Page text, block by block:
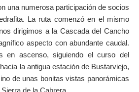
una numerosa participación de socios
La ruta comenzó en el mismo
dirigimos a la Cascada del Cancho
aspecto con abundante caudal.
en ascenso, siguiendo el curso del
la antigua estación de Bustarviejo,
de unas bonitas vistas panorámicas
de la Cabrera.